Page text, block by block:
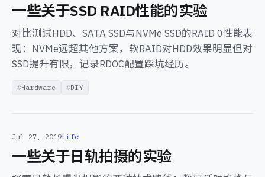
一些关于SSD RAID性能的实验
对比测试HDD、SATA SSD与NVMe SSD的RAID 0性能表
现：NVMe远超其他方案，软RAID对HDD效果明显但对
SSD提升有限，记录RDOC配置踩坑经历。
Hardware DIY
Jul 27, 2019Life
一些关于日轨拍摄的实验